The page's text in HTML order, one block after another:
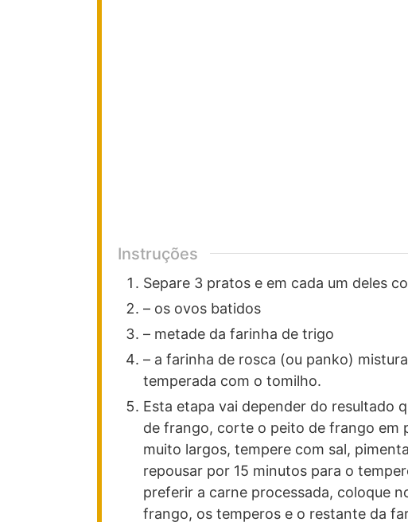
Instruções
Separe 3 pratos e em cada um deles
– os ovos batidos
– metade da farinha de trigo
– a farinha de rosca (ou panko)
temperada com o tomilho.
Esta etapa vai depender do resultado
de frango, corte o peito de frango em
muito largos, tempere com sal,
repousar por 15 minutos para o
preferir a carne processada, coloque
frango, os temperos e o restante da